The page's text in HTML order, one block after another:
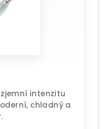
intenzitu
chladný a